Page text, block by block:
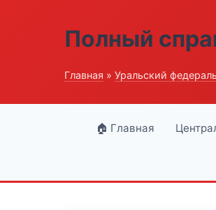
Полный
Главная » Уральский
🏠 Главная